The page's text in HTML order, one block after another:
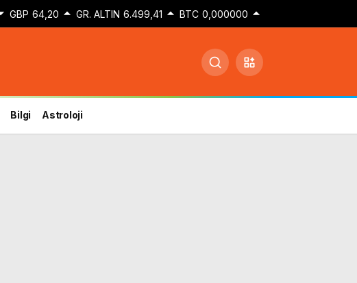
GBP 64,20 GR. ALTIN 6.499,41 BTC 0,000000
Bilgi Astroloji